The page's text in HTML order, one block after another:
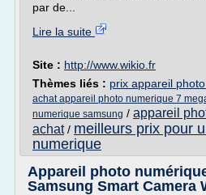
par de...
Lire la suite
Site : http://www.wikio.fr
Thèmes liés : prix appareil
achat appareil photo numerique 7
numerique samsung / appareil
achat/ meilleurs prix pour
numerique
Appareil photo
Samsung Smart Camera